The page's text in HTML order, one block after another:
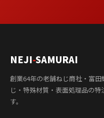
NEJI-SAMURAI
創業64年の老舗ねじ商社・富
じ・特殊材質・表面処理品の
す。